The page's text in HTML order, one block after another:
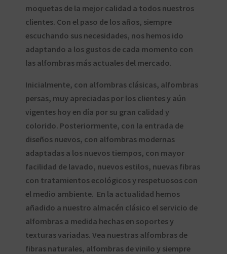
moquetas de la mejor calidad a todos nuestros
clientes. Con el paso de los años, siempre
escuchando sus necesidades, nos hemos ido
adaptando a los gustos de cada momento con
las alfombras más actuales del mercado.
Inicialmente, con alfombras clásicas, alfombras
persas, muy apreciadas por los clientes y aún
vigentes hoy en día por su gran calidad y
colorido. Posteriormente, con la entrada de
diseños nuevos, con alfombras modernas
adaptadas a los nuevos tiempos, con mayor
facilidad de lavado, nuevos estilos, nuevas fibras
con tratamientos ecológicos y respetuosos con
el medio ambiente. En la actualidad hemos
añadido a nuestro almacén clásico el servicio de
alfombras a medida hechas en soportes y
texturas variadas. Vea nuestras alfombras de
fibras naturales, alfombras de vinilo y siempre